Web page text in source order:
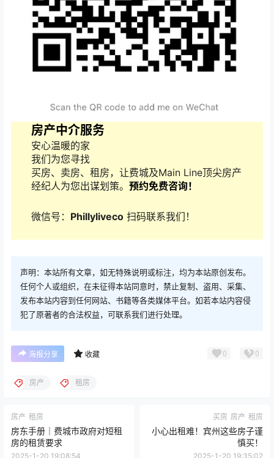
房产中介服务
安心温暖的家
我们为您寻找
买房、卖房、租房，让费城及Main Line顶尖房产
经纪人为您出谋划策。 预约免费咨询！
微信号： Phillyliveco扫码联系我们！
声明：本站所有文章，如无特殊说明或标注，均为本站原创发布。
任何个人或组织，在未征得本站同意时，禁止复制、盗用、采集、
发布本站内容到任何网站、书籍等各类媒体平台。如若本站内容侵
犯了原著者的合法权益，可联系我们进行处理。
海报分享 收藏 0 0
房产 租房
房产 租房
房东手册｜费城市政府对短租
房的租赁要求
2025-1-20 19:08:54
买房 房产 租房
小心出租难！宾州这些房子谨
慎买！
2025-1-20 19:35:02